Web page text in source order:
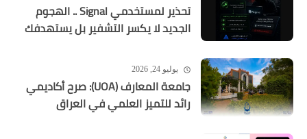
تحذير لمستخدمي Signal .. الهجوم
الجديد لا يكسر التشفير بل يستهدفك
يوليو 24, 2026
جامعة المعارف (UOA): صرح أكاديمي
رائد للتميز العلمي في العراق